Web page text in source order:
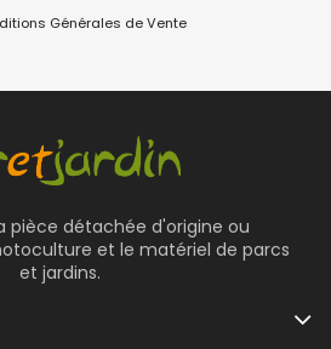
Générales de Vente
pièce détachée d'origine ou
et le matériel de parcs
et jardins.